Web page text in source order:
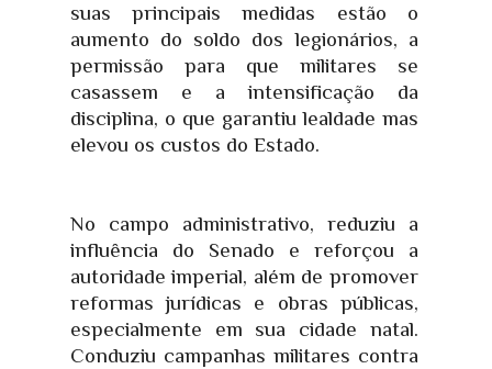
suas principais medidas estão o
aumento do soldo dos legionários, a
permissão para que militares se
casassem e a intensificação da
disciplina, o que garantiu lealdade mas
elevou os custos do Estado.
No campo administrativo, reduziu a
influência do Senado e reforçou a
autoridade imperial, além de promover
reformas jurídicas e obras públicas,
especialmente em sua cidade natal.
Conduziu campanhas militares contra